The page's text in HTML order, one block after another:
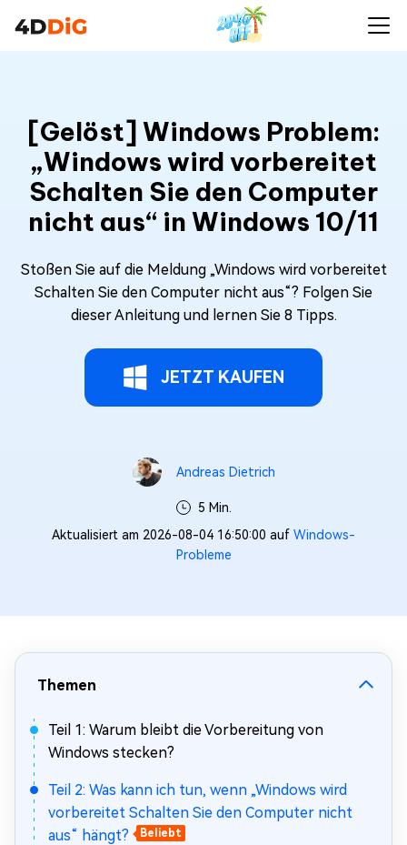
[Gelöst] Windows Problem:
„Windows wird vorbereitet
Schalten Sie den Computer
nicht aus“ in Windows 10/11
Stoßen Sie auf die Meldung „Windows wird vorbereitet
Schalten Sie den Computer nicht aus“? Folgen Sie
dieser Anleitung und lernen Sie 8 Tipps.
JETZT KAUFEN
Andreas Dietrich
5 Min.
Aktualisiert am 2026-08-04 16:50:00 auf Windows-
Probleme
Themen
Teil 1: Warum bleibt die Vorbereitung von
Windows stecken?
Teil 2: Was kann ich tun, wenn „Windows wird
vorbereitet Schalten Sie den Computer nicht
aus“ hängt?
Beliebt